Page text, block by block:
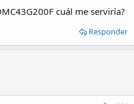
cuál me serviría?
Responder